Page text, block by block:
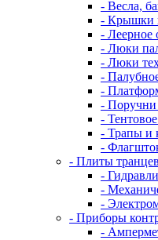
- Весла,
- Крышки
- Леерное
- Люки
- Люки
-
-
- Поручни
-
- Трапы и
-
- Плиты
-
-
-
- Приборы
-